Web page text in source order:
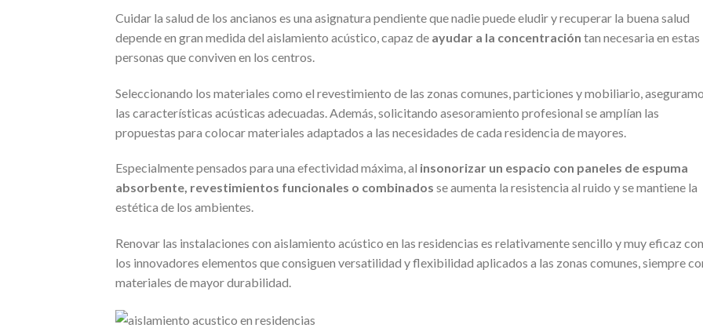
Cuidar la salud de los ancianos es una asignatura pendiente que nadie puede eludir y recuperar la buena salud
depende en gran medida del aislamiento acústico, capaz de ayudar a la concentración tan necesaria en estas
personas que conviven en los centros.
Seleccionando los materiales como el revestimiento de las zonas comunes, particiones y mobiliario,
las características acústicas adecuadas. Además, solicitando asesoramiento profesional se amplían las
propuestas para colocar materiales adaptados a las necesidades de cada residencia de mayores.
Especialmente pensados para una efectividad máxima, al insonorizar un espacio con paneles de espuma
absorbente, revestimientos funcionales o combinados se aumenta la resistencia al ruido y se mantiene la
estética de los ambientes.
Renovar las instalaciones con aislamiento acústico en las residencias es relativamente sencillo y muy eficaz con
los innovadores elementos que consiguen versatilidad y flexibilidad aplicados a las zonas comunes, siempre
materiales de mayor durabilidad.